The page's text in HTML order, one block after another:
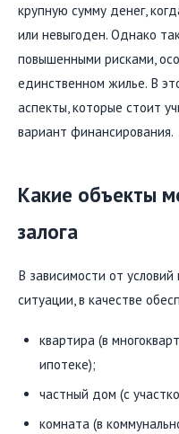
крупную сумму денег,
или невыгоден. Однако
повышенными рисками,
единственном жилье. В
аспекты, которые стоит
вариант финансирования.
Какие объекты
залога
В зависимости от
ситуации, в качестве
квартира (в
ипотеке);
частный дом (с
комната (в